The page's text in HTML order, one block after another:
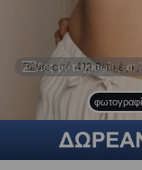
Δες φωτογραφίες από